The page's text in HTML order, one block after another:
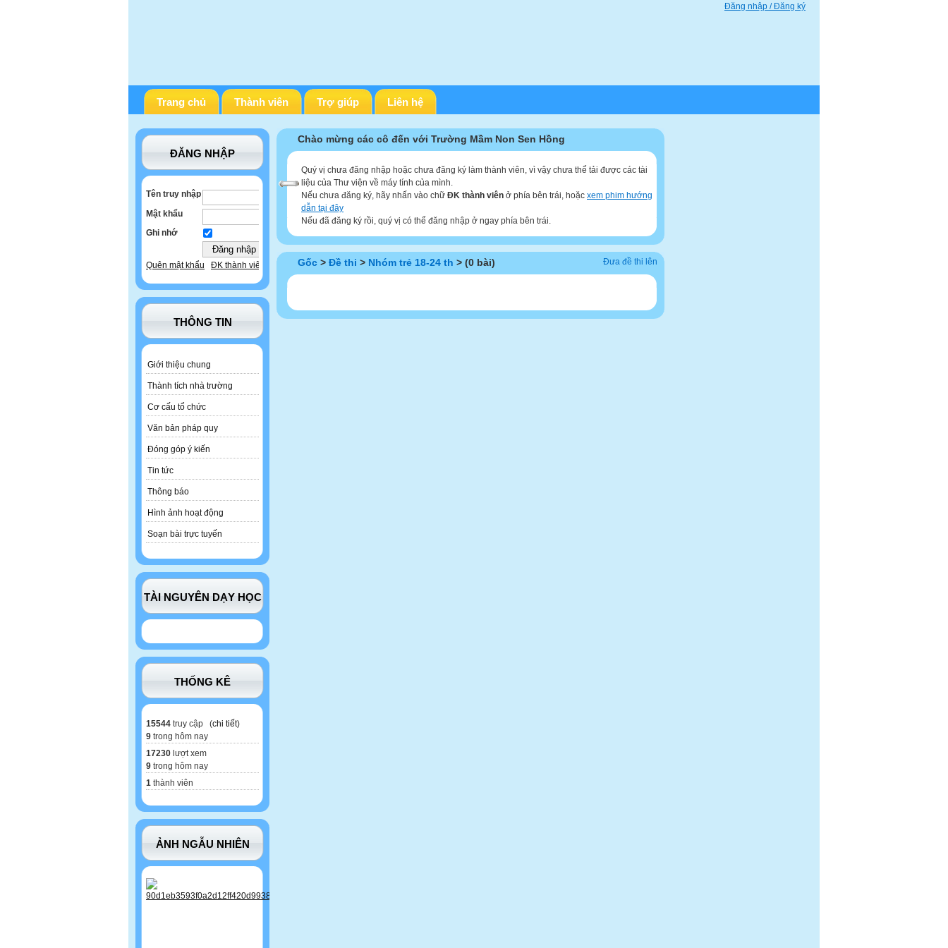
Đăng nhập / Đăng ký
Trang chủ Thành viên Trợ giúp Liên hệ
ĐĂNG NHẬP
Tên truy nhập
Mật khẩu
Ghi nhớ
Quên mật khẩu ĐK thành viên
THÔNG TIN
Giới thiệu chung
Thành tích nhà trường
Cơ cấu tổ chức
Văn bản pháp quy
Đóng góp ý kiến
Tin tức
Thông báo
Hình ảnh hoạt động
Soạn bài trực tuyến
TÀI NGUYÊN DẠY HỌC
THỐNG KÊ
15544 truy cập (chi tiết)
9 trong hôm nay
17230 lượt xem
9 trong hôm nay
1 thành viên
ẢNH NGẪU NHIÊN
Chào mừng các cô đến với Trường Mầm Non Sen Hồng
Quý vị chưa đăng nhập hoặc chưa đăng ký làm thành viên, vì vậy chưa thể tải được các tài
liệu của Thư viện về máy tính của mình.
Nếu chưa đăng ký, hãy nhấn vào chữ ĐK thành viên ở phía bên trái, hoặc xem phim hướng
dẫn tại đây
Nếu đã đăng ký rồi, quý vị có thể đăng nhập ở ngay phía bên trái.
Đưa đề thi lên
Gốc > Đề thi > Nhóm trẻ 18-24 th > (0 bài)